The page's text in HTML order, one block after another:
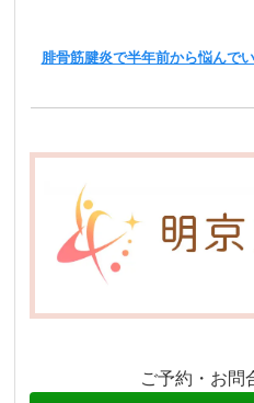
腓骨筋腱炎で半年前から悩んで
ご予約・お問